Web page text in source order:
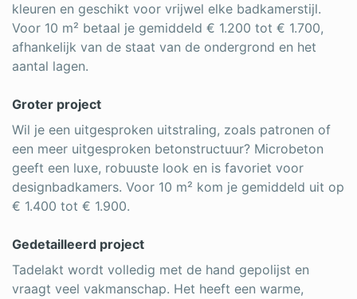
kleuren en geschikt voor vrijwel elke badkamerstijl.
Voor 10 m² betaal je gemiddeld € 1.200 tot € 1.700,
afhankelijk van de staat van de ondergrond en het
aantal lagen.
Groter project
Wil je een uitgesproken uitstraling, zoals patronen of
een meer uitgesproken betonstructuur? Microbeton
geeft een luxe, robuuste look en is favoriet voor
designbadkamers. Voor 10 m² kom je gemiddeld uit op
€ 1.400 tot € 1.900.
Gedetailleerd project
Tadelakt wordt volledig met de hand gepolijst en
vraagt veel vakmanschap. Het heeft een warme,